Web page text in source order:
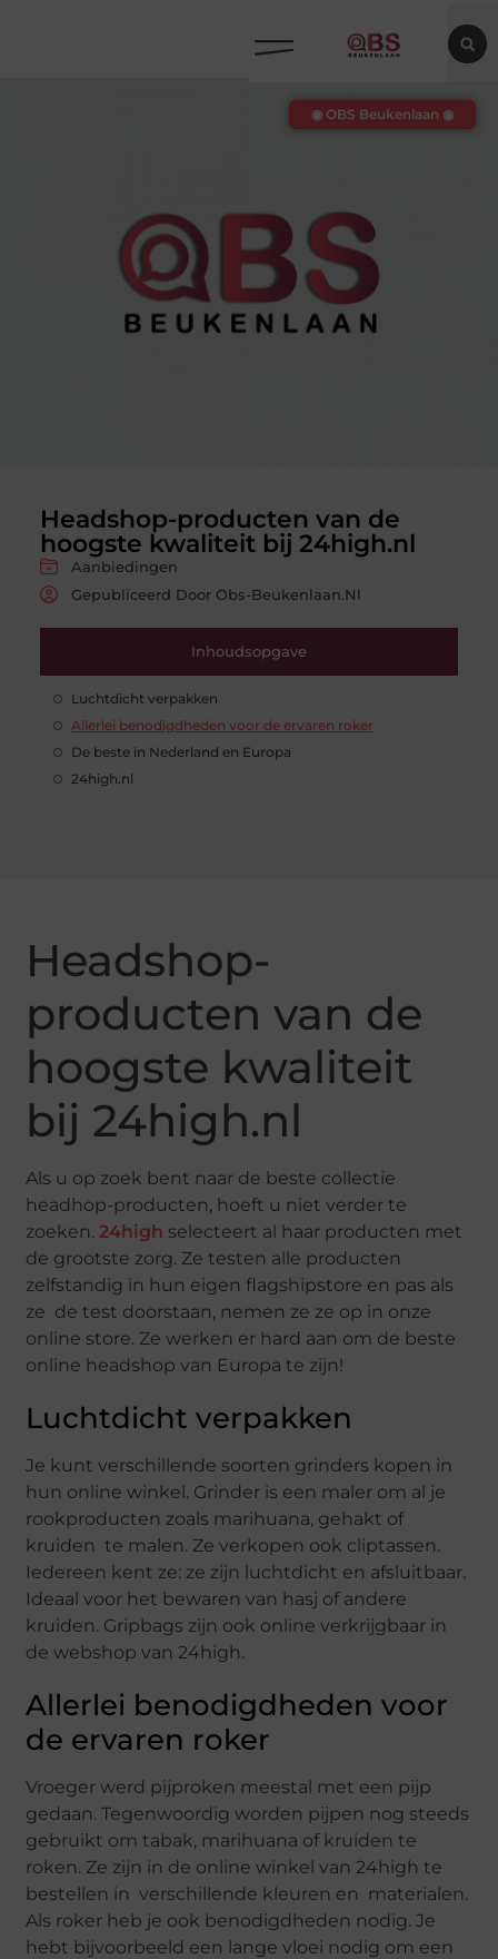
Headshop-producten van de
hoogste kwaliteit bij 24high.nl
Aanbiedingen
Gepubliceerd Door Obs-Beukenlaan.nl
Inhoudsopgave
Luchtdicht verpakken
Allerlei benodigdheden voor de ervaren roker
De beste in Nederland en Europa
24high.nl
◉ OBS Beukenlaan ◉
Headshop-
producten van de
hoogste kwaliteit
bij 24high.nl
Als u op zoek bent naar de beste collectie
headhop-producten, hoeft u niet verder te
zoeken.24high selecteert al haar producten met
de grootste zorg. Ze testen alle producten
zelfstandig in hun eigen flagshipstore en pas als
ze de test doorstaan, nemen ze ze op in onze
online store. Ze werken er hard aan om de beste
online headshop van Europa te zijn!
Luchtdicht verpakken
Je kunt verschillende soorten grinders kopen in
hun online winkel. Grinder is een maler om al je
rookproducten zoals marihuana, gehakt of
kruiden te malen. Ze verkopen ook cliptassen.
Iedereen kent ze: ze zijn luchtdicht en afsluitbaar.
Ideaal voor het bewaren van hasj of andere
kruiden. Gripbags zijn ook online verkrijgbaar in
de webshop van 24high.
Allerlei benodigdheden voor
de ervaren roker
Vroeger werd pijproken meestal met een pijp
gedaan. Tegenwoordig worden pijpen nog steeds
gebruikt om tabak, marihuana of kruiden te
roken. Ze zijn in de online winkel van 24high te
bestellen in verschillende kleuren en materialen.
Als roker heb je ook benodigdheden nodig. Je
hebt bijvoorbeeld een lange vloei nodig om een